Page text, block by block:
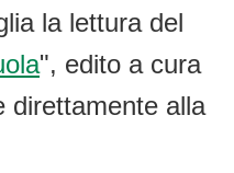
la lettura del
", edito a cura
direttamente alla